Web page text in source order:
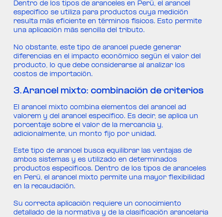
Dentro de los tipos de aranceles en Perú, el arancel
específico se utiliza para productos cuya medición
resulta más eficiente en términos físicos. Esto permite
una aplicación más sencilla del tributo.
No obstante, este tipo de arancel puede generar
diferencias en el impacto económico según el valor del
producto, lo que debe considerarse al analizar los
costos de importación.
3. Arancel mixto: combinación de criterios
El arancel mixto combina elementos del arancel ad
valorem y del arancel específico. Es decir, se aplica un
porcentaje sobre el valor de la mercancía y,
adicionalmente, un monto fijo por unidad.
Este tipo de arancel busca equilibrar las ventajas de
ambos sistemas y es utilizado en determinados
productos específicos. Dentro de los tipos de aranceles
en Perú, el arancel mixto permite una mayor flexibilidad
en la recaudación.
Su correcta aplicación requiere un conocimiento
detallado de la normativa y de la clasificación arancelaria